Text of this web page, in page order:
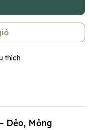
thích
Dẻo, Mỏng